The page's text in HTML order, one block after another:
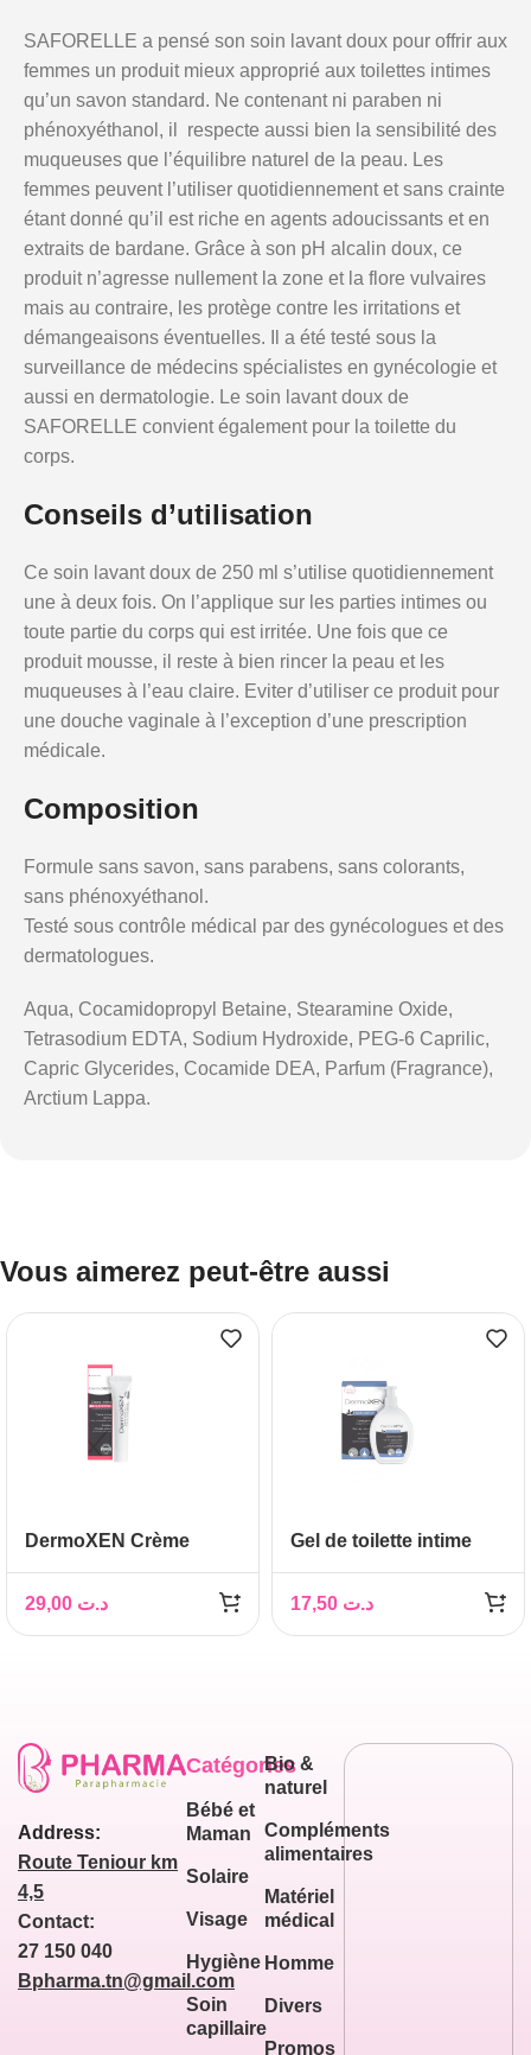
SAFORELLE a pensé son soin lavant doux pour offrir aux
femmes un produit mieux approprié aux toilettes intimes
qu’un savon standard. Ne contenant ni paraben ni
phénoxyéthanol, il respecte aussi bien la sensibilité des
muqueuses que l’équilibre naturel de la peau. Les
femmes peuvent l’utiliser quotidiennement et sans crainte
étant donné qu’il est riche en agents adoucissants et en
extraits de bardane. Grâce à son pH alcalin doux, ce
produit n’agresse nullement la zone et la flore vulvaires
mais au contraire, les protège contre les irritations et
démangeaisons éventuelles. Il a été testé sous la
surveillance de médecins spécialistes en gynécologie et
aussi en dermatologie. Le soin lavant doux de
SAFORELLE convient également pour la toilette du
corps.
Conseils d’utilisation
Ce soin lavant doux de 250 ml s’utilise quotidiennement
une à deux fois. On l’applique sur les parties intimes ou
toute partie du corps qui est irritée. Une fois que ce
produit mousse, il reste à bien rincer la peau et les
muqueuses à l’eau claire. Eviter d’utiliser ce produit pour
une douche vaginale à l’exception d’une prescription
médicale.
Composition
Formule sans savon, sans parabens, sans colorants,
sans phénoxyéthanol.
Testé sous contrôle médical par des gynécologues et des
dermatologues.
Aqua, Cocamidopropyl Betaine, Stearamine Oxide,
Tetrasodium EDTA, Sodium Hydroxide, PEG-6 Caprilic,
Capric Glycerides, Cocamide DEA, Parfum (Fragrance),
Arctium Lappa.
Vous aimerez peut-être aussi
DermoXEN Crème
د.ت
Gel de toilette intime
د.ت
Address:
Route Teniour km
4,5
Contact:
27 150 040
Bpharma.tn@gmail.com
Catégories
Bébé et
Maman
Solaire
Visage
Hygiène
Soin
capillaire
Bio &
naturel
Compléments
alimentaires
Matériel
médical
Homme
Divers
Promos